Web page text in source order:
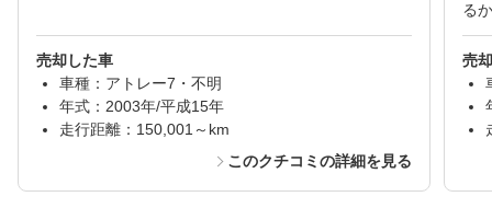
売却した車
車種：アトレー7・不明
年式：2003年/平成15年
走行距離：150,001～km
このクチコミの詳細を見る
る
売